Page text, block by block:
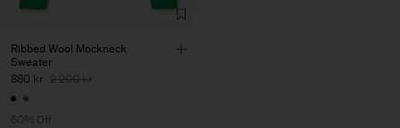
Ribbed Wool Mockneck
Sweater
880 kr 2 200 kr
60% Off